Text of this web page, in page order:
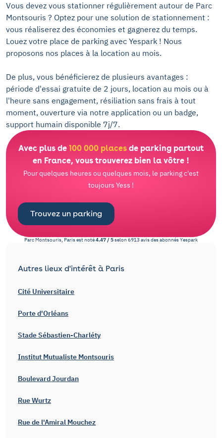
Vous devez vous stationner régulièrement autour de Parc
Montsouris ? Optez pour une solution de stationnement :
vous réaliserez des économies et gagnerez du temps.
Louez votre place de parking avec Yespark ! Nous
proposons nos places à la location au mois.
De plus, vous bénéficierez de plusieurs avantages :
période d'essai gratuite de 2 jours, location au mois ou à
l'heure sans engagement, résiliation sans frais à tout
moment, ouverture via notre application ou un badge,
support humain disponible 7j/7.
Avec plus de 100 000 places de parking partout
en France, vous trouverez bien la vôtre !
Pour quelques heures ou quelques mois, le parking c'est
toujours Yess !
Trouvez un parking
Parc Montsouris, Parisest noté4.47/ 5selon 6913 avis des abonnésYespark
Autres lieux d'intérêt à Paris
Cité Universitaire
Porte d'Orléans
Stade Sébastien-Charléty
Institut Mutualiste Montsouris
Boulevard Jourdan
Rue Wurtz
Rue de l'Amiral Mouchez